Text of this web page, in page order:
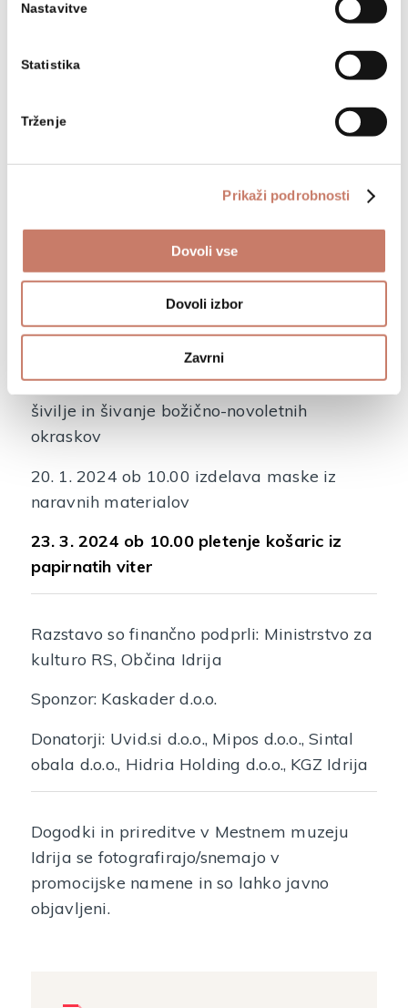
Nastavitve
Statistika
Trženje
Prikaži podrobnosti
Dovoli vse
Dovoli izbor
Zavrni
9. 11. 2023 ob 18.00 s kustosinjo Nastjo
Mirjam Gnezda Bogataj
kustosinjami in direktorjem dr. Mihom
Kosmačem
2. 12. 2023 ob 10.00 predstavitev poklica
šivilje in šivanje božično-novoletnih
okraskov
20. 1. 2024 ob 10.00 izdelava maske iz
naravnih materialov
23. 3. 2024 ob 10.00 pletenje košaric iz
papirnatih viter
Razstavo so finančno podprli: Ministrstvo za
kulturo RS, Občina Idrija
Sponzor: Kaskader d.o.o.
Donatorji: Uvid.si d.o.o., Mipos d.o.o., Sintal
obala d.o.o., Hidria Holding d.o.o., KGZ Idrija
Dogodki in prireditve v Mestnem muzeju
Idrija se fotografirajo/snemajo v
promocijske namene in so lahko javno
objavljeni.